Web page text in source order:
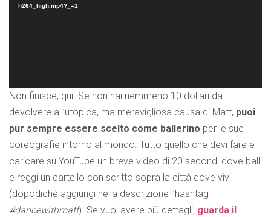
h264_high.mp4?_=1
Non finisce, qui. Se non hai nemmeno 10 dollari da
devolvere all’utopica, ma meravigliosa causa di Matt, puoi
pur sempre essere scelto come ballerino per le sue
coreografie intorno al mondo. Tutto quello che devi fare è
caricare su YouTube un breve video di 20 secondi dove balli
e reggi un cartello con scritto sopra la città dove vivi
(dopodiché aggiungi nella descrizione l’hashtag
#dancewithmatt). Se vuoi avere più dettagli, guarda il